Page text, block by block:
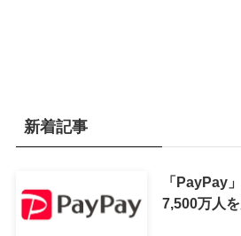
新着記事
「PayPay
7,500万人